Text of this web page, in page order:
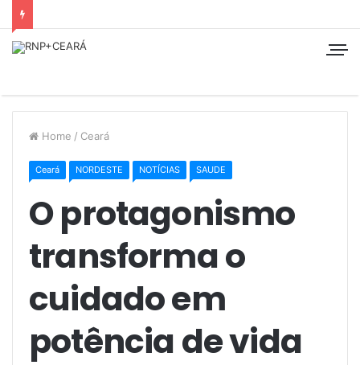
Home / Ceará
Ceará NORDESTE NOTÍCIAS SAUDE
O protagonismo
transforma o
cuidado em
potência de vida